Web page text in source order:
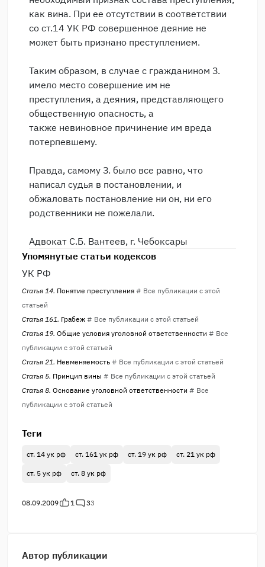
как вина. При ее отсутствии в соответствии
со ст.14 УК РФ совершенное деяние не
может быть признано преступлением.
Таким образом, в случае с гражданином З.
имело место совершение им не
преступления, а деяния, представляющего
общественную опасность, а
также невиновное причинение им вреда
потерпевшему.
Правда, самому З. было все равно, что
написал судья в постановлении, и
обжаловать постановление ни он, ни его
родственники не пожелали.
Адвокат С.Б. Вантеев, г. Чебоксары
Упомянутые статьи кодексов
УК РФ
Статья 14. Понятие преступления # Все публикации с этой
статьей
Статья 161. Грабеж # Все публикации с этой статьей
Статья 19. Общие условия уголовной ответственности # Все
публикации с этой статьей
Статья 21. Невменяемость # Все публикации с этой статьей
Статья 5. Принцип вины # Все публикации с этой статьей
Статья 8. Основание уголовной ответственности # Все
публикации с этой статьей
Теги
ст. 14 ук рф ст. 161 ук рф ст. 19 ук рф ст. 21 ук рф
ст. 5 ук рф ст. 8 ук рф
08.09.2009 1 33
Автор публикации